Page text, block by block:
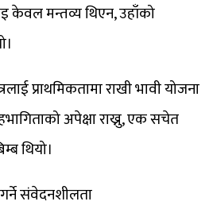
केवल मन्तव्य थिएन, उहाँको
प्राथमिकतामा राखी भावी योजना
अपेक्षा राख्नु, एक सचेत
थियो।
संवेदनशीलता